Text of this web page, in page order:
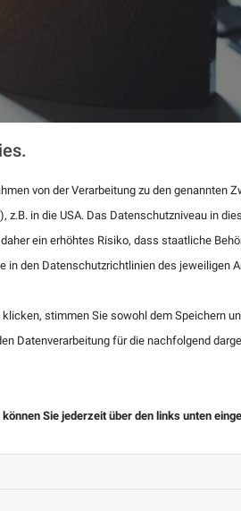
von der Verarbeitung zu den genannten
z.B. in die USA. Das Datenschutzniveau in
ein erhöhtes Risiko, dass staatliche
in den Datenschutzrichtlinien des jeweiligen
klicken, stimmen Sie sowohl dem Speichern
Datenverarbeitung für die nachfolgend
Sie jederzeit über den links unten